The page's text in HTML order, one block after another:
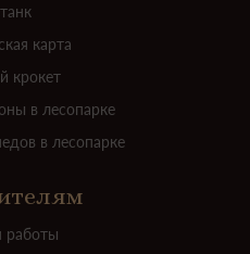
карта
крокет
в лесопарке
в лесопарке
работы